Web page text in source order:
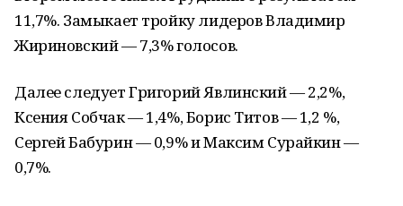
11,7%. Замыкает тройку лидеров Владимир
Жириновский — 7,3% голосов.
Далее следует Григорий Явлинский — 2,2%,
Ксения Собчак — 1,4%, Борис Титов — 1,2 %,
Сергей Бабурин — 0,9% и Максим Сурайкин —
0,7%.